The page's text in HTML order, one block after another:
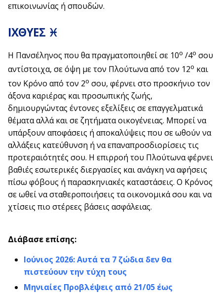
επικοινωνίας ή σπουδών.
ΙΧΘΥΕΣ ♓
Η Πανσέληνος που θα πραγματοποιηθεί σε 10ο /4ο σου
αντίστοιχα, σε όψη με τον Πλούτωνα από τον 12ο και
τον Κρόνο από τον 2ο σου, φέρνει στο προσκήνιο τον
άξονα καριέρας και προσωπικής ζωής,
δημιουργώντας έντονες εξελίξεις σε επαγγελματικά
θέματα αλλά και σε ζητήματα οικογένειας. Μπορεί να
υπάρξουν αποφάσεις ή αποκαλύψεις που σε ωθούν να
αλλάξεις κατεύθυνση ή να επαναπροσδιορίσεις τις
προτεραιότητές σου. Η επιρροή του Πλούτωνα φέρνει
βαθιές εσωτερικές διεργασίες και ανάγκη να αφήσεις
πίσω φόβους ή παρασκηνιακές καταστάσεις. Ο Κρόνος
σε ωθεί να σταθεροποιήσεις τα οικονομικά σου και να
χτίσεις πιο στέρεες βάσεις ασφάλειας.
Διάβασε επίσης:
Ιούνιος 2026: Αυτά τα 7 ζώδια δεν θα
πιστεύουν την τύχη τους
Μηνιαίες Προβλέψεις από 21/05 έως